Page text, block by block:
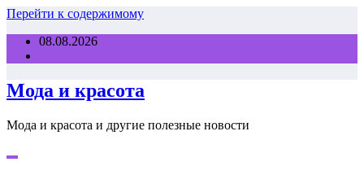
Перейти к содержимому
08.08.2026
Мода и красота
Мода и красота и другие полезные новости